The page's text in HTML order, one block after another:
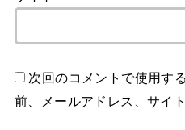
次回のコメントで使用す
前、メールアドレス、サイ